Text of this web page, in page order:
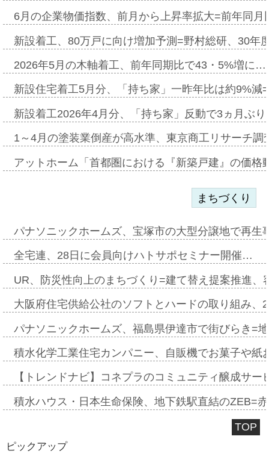
6月の企業物価指数、前月から上昇率拡大=前年同
新設着工、80万戸に向け増加予測=野村総研、30年
2026年5月の木軸着工、前年同期比で43・5%増に…
新設住宅着工5月分、「持ち家」一昨年比は約9%
新設着工2026年4月分、「持ち家」反動で3ヵ月ぶ
1～4月の塗装業倒産が高水準、東京商工リサーチ
アットホーム「首都圏における『新築戸建』の価
まちづくり
パナソニックホームズ、宝塚市の大型分譲地で再
全宅連、28日に会員向けハトサポセミナー開催…
UR、防災性向上のまちづくり=建て替え提案推進
大阪府住宅供給公社のソフトとハードの取り組み
パナソニックホームズ、福島県伊達市で街びらき=
積水化学工業住宅カンパニー、自販機でお菓子や
【トレンドナビ】コネプラのコミュニティ醸成サ
積水ハウス・日本生命保険、地下鉄駅直結のZEB=
TOP
ピックアップ